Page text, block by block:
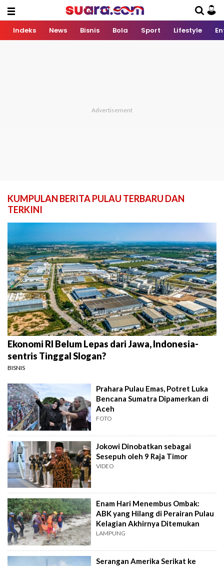
Indeks News Bisnis Bola Sport Lifestyle
KUMPULAN BERITA PULAU TERBARU DAN
TERKINI
Ekonomi RI Belum Lepas dari Jawa, Indonesia-
sentris Tinggal Slogan?
BISNIS
Prahara Pulau Emas, Potret Luka
Bencana Sumatra Dipamerkan di
Aceh
FOTO
Jokowi Dinobatkan sebagai
Sesepuh oleh 9 Raja Timor
VIDEO
Enam Hari Menembus Ombak:
ABK yang Hilang di Perairan Pulau
Kelagian Akhirnya Ditemukan
LAMPUNG
Serangan Amerika Serikat ke